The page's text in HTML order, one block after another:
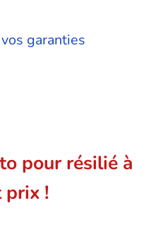
garanties
pour résilié à
!